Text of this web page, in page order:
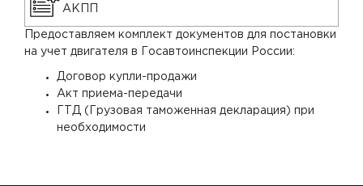
АКПП
Предоставляем комплект документов для постановки
на учет двигателя в Госавтоинспекции России:
Договор купли-продажи
Акт приема-передачи
ГТД (Грузовая таможенная декларация) при
необходимости